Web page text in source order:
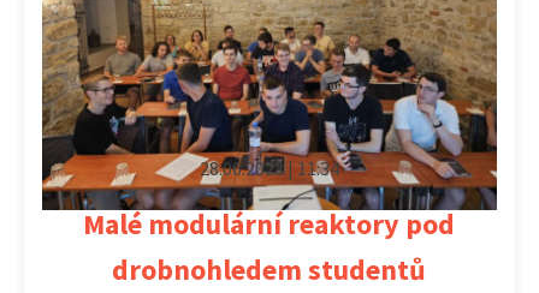
28.06.2023 | 11:34
Malé modulární reaktory pod
drobnohledem studentů